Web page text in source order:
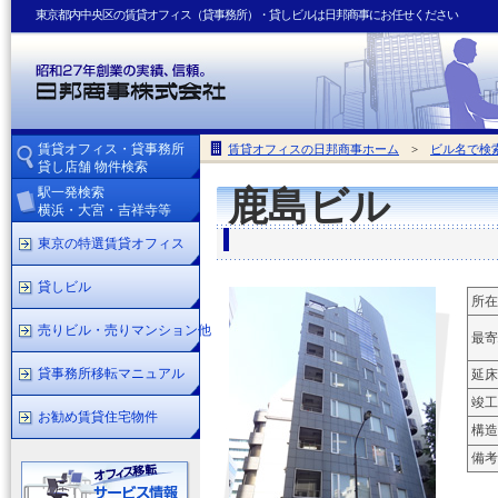
東京都内中央区の賃貸オフィス（貸事務所）・貸しビルは日邦商事にお任せください
賃貸オフィスの日邦商事ホーム > ビル名で検
鹿島ビル
所
最
延床
竣工
構
備考
賃貸オフィス・貸事務所
貸し店舗 物件検索
駅一発検索
横浜・大宮・吉祥寺等
東京の特選賃貸オフィス
貸しビル
売りビル・売りマンション他
貸事務所移転マニュアル
お勧め賃貸住宅物件